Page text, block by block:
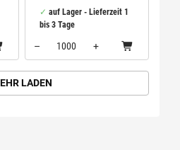
Kreuzschlitz H, h. braun
Kunstst VE=S
auf Lager - Lieferzeit 1
bis 3 Tage
–
+
Menge: 1000
LADEN